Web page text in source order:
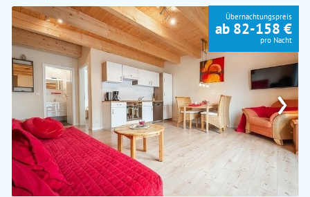
›
Übernachtungspreis
ab 82-158 €
pro Nacht